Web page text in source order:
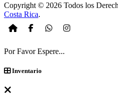
Copyright © 2026 Todos los
Costa Rica.
Por Favor Espere...
Inventario